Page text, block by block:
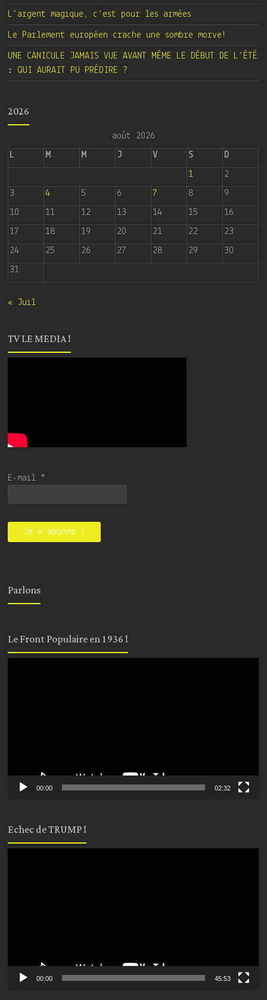
L’argent magique, c’est pour les armées
Le Parlement européen crache une sombre morve!
UNE CANICULE JAMAIS VUE AVANT MÊME LE DÉBUT DE L’ÉTÉ
: QUI AURAIT PU PRÉDIRE ?
2026
août 2026
L
M M J V S
D
1
2
3
4 5 6 7 8
9
10
11 12 13 14 15
16
17
18 19 20 21 22
23
24
25 26 27 28 29
30
31
« Juil
TV LE MEDIA !
E-mail *
Parlons
Le Front Populaire en 1936 !
00:00 02:32
Echec de TRUMP !
00:00 45:53